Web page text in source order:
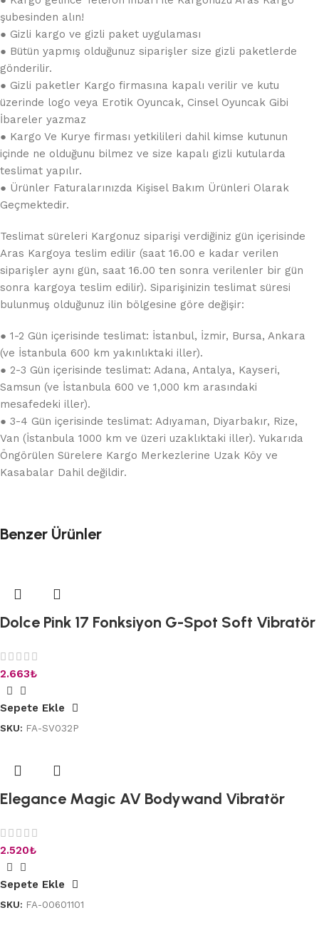
şubesinden alın!
● Gizli kargo ve gizli paket uygulaması
● Bütün yapmış olduğunuz siparişler size gizli paketlerde
gönderilir.
● Gizli paketler Kargo firmasına kapalı verilir ve kutu
üzerinde logo veya Erotik Oyuncak, Cinsel Oyuncak Gibi
İbareler yazmaz
● Kargo Ve Kurye firması yetkilileri dahil kimse kutunun
içinde ne olduğunu bilmez ve size kapalı gizli kutularda
teslimat yapılır.
● Ürünler Faturalarınızda Kişisel Bakım Ürünleri Olarak
Geçmektedir.
Teslimat süreleri Kargonuz siparişi verdiğiniz gün içerisinde
Aras Kargoya teslim edilir (saat 16.00 e kadar verilen
siparişler aynı gün, saat 16.00 ten sonra verilenler bir gün
sonra kargoya teslim edilir). Siparişinizin teslimat süresi
bulunmuş olduğunuz ilin bölgesine göre değişir:
● 1-2 Gün içerisinde teslimat: İstanbul, İzmir, Bursa, Ankara
(ve İstanbula 600 km yakınlıktaki iller).
● 2-3 Gün içerisinde teslimat: Adana, Antalya, Kayseri,
Samsun (ve İstanbula 600 ve 1,000 km arasındaki
mesafedeki iller).
● 3-4 Gün içerisinde teslimat: Adıyaman, Diyarbakır, Rize,
Van (İstanbula 1000 km ve üzeri uzaklıktaki iller). Yukarıda
Öngörülen Sürelere Kargo Merkezlerine Uzak Köy ve
Kasabalar Dahil değildir.
Benzer Ürünler
Dolce Pink 17 Fonksiyon G-Spot Soft Vibratör
2.663₺
Sepete Ekle
SKU: FA-SV032P
Elegance Magic AV Bodywand Vibratör
2.520₺
Sepete Ekle
SKU: FA-00601101